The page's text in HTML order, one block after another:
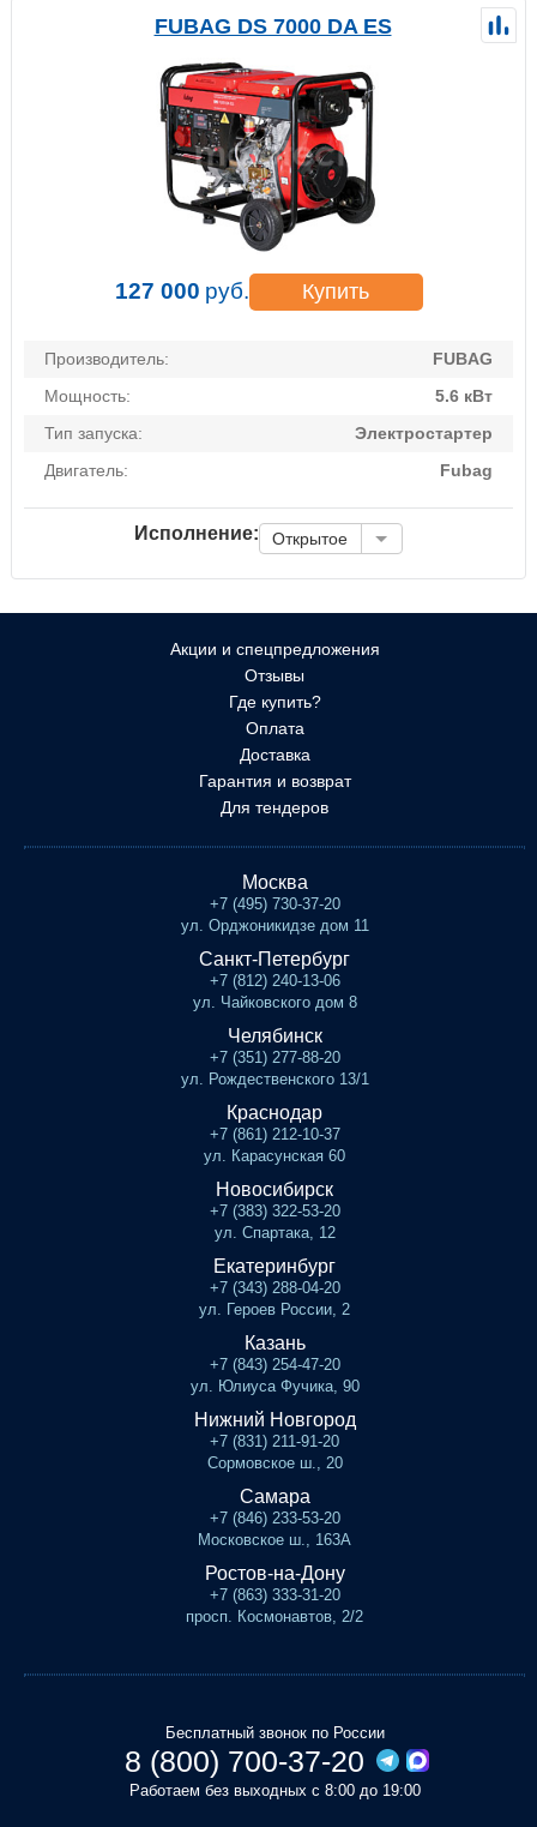
FUBAG DS 7000 DA ES
127 000 руб. Купить
Производитель:
FUBAG
Мощность:
5.6 кВт
Тип запуска:
Электростартер
Двигатель:
Fubag
Исполнение: Открытое
Акции и спецпредложения
Отзывы
Где купить?
Оплата
Доставка
Гарантия и возврат
Для тендеров
Москва
+7 (495) 730-37-20
ул. Орджоникидзе дом 11
Санкт-Петербург
+7 (812) 240-13-06
ул. Чайковского дом 8
Челябинск
+7 (351) 277-88-20
ул. Рождественского 13/1
Краснодар
+7 (861) 212-10-37
ул. Карасунская 60
Новосибирск
+7 (383) 322-53-20
ул. Спартака, 12
Екатеринбург
+7 (343) 288-04-20
ул. Героев России, 2
Казань
+7 (843) 254-47-20
ул. Юлиуса Фучика, 90
Нижний Новгород
+7 (831) 211-91-20
Сормовское ш., 20
Самара
+7 (846) 233-53-20
Московское ш., 163А
Ростов-на-Дону
+7 (863) 333-31-20
просп. Космонавтов, 2/2
Бесплатный звонок по России
8 (800) 700-37-20
Работаем без выходных с 8:00 до 19:00